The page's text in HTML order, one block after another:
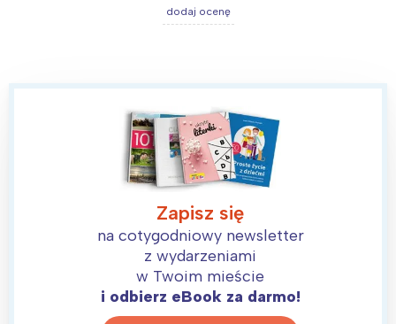
dodaj ocenę
Zapisz się
na cotygodniowy newsletter
z wydarzeniami
w Twoim mieście
i odbierz eBook za darmo!